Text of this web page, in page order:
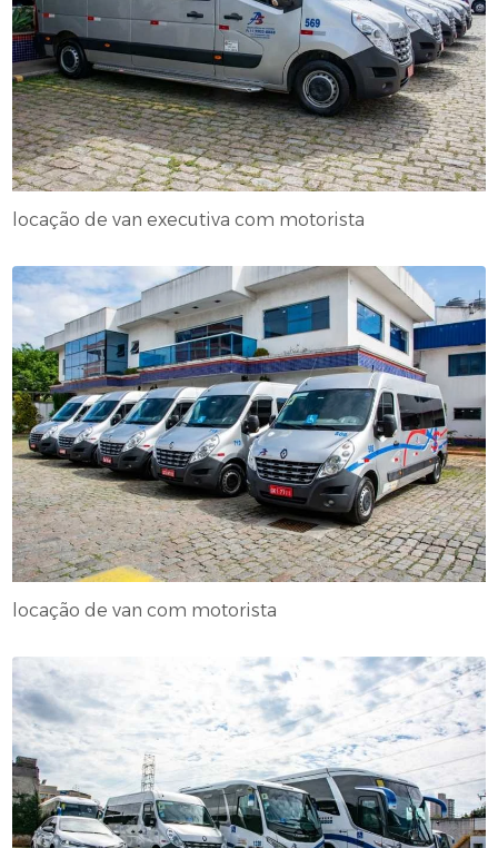
locação de van executiva com motorista
locação de van com motorista